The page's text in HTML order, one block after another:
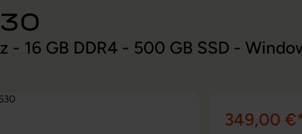
16 GB DDR4 - 500 GB SSD -
349,00